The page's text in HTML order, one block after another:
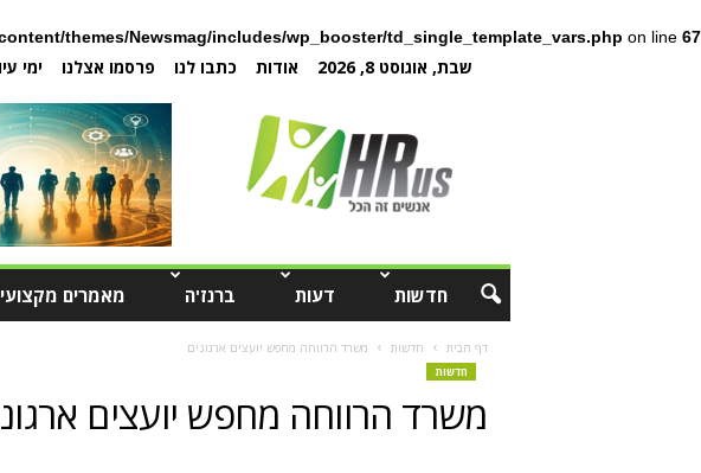
themes/Newsmag/includes/wp_booster/td_single_template_vars.php on line 67
שבת, אוגוסט 8, 2026 אודות כתבו לנו פרסמו אצלנו ימי
חדשות דעות ברנז'ה מאמרים
דף הבית חדשות משרד הרווחה מחפש יועצים ארגונים
חדשות
משרד הרווחה מחפש יועצים